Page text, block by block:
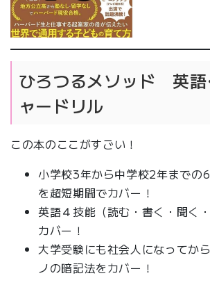
ひろつるメソッド 英語
ャードリル
この本のここがすごい！
小学校3年から中学校2年までの
を超短期間でカバー！
英語４技能（読む・書く・聞く
カバー！
大学受験にも社会人になってか
ノの暗記法をカバー！